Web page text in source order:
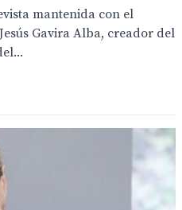
mantenida con el
Gavira Alba, creador del